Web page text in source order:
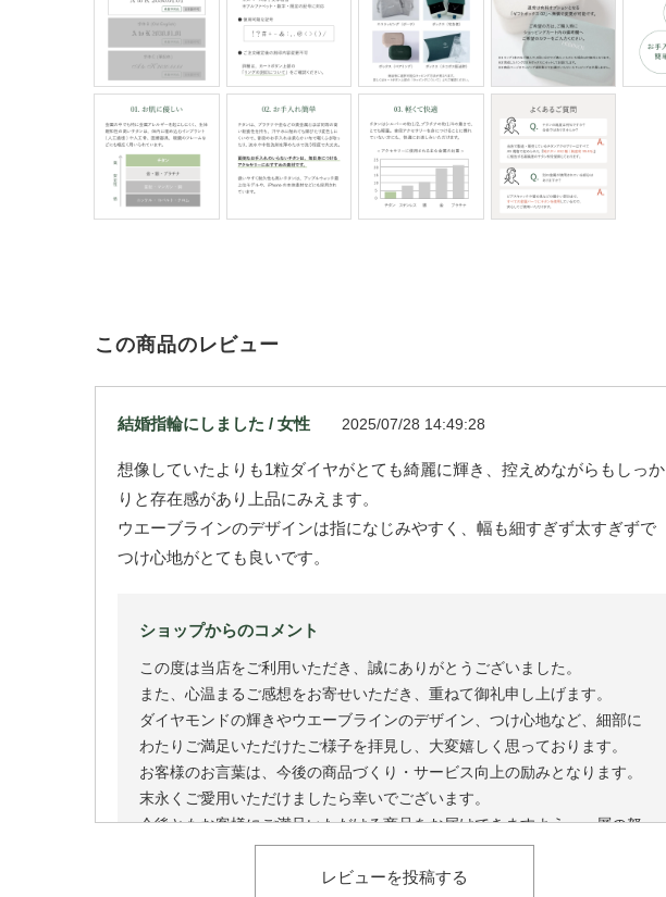
この商品のレビュー
結婚指輪にしました / 女性 2025/07/28 14:49:28
想像していたよりも1粒ダイヤがとても綺麗に輝き、控えめながらもしっか
りと存在感があり上品にみえます。
ウエーブラインのデザインは指になじみやすく、幅も細すぎず太すぎずで
つけ心地がとても良いです。
ショップからのコメント
この度は当店をご利用いただき、誠にありがとうございました。
また、心温まるご感想をお寄せいただき、重ねて御礼申し上げます。
ダイヤモンドの輝きやウエーブラインのデザイン、つけ心地など、細部に
わたりご満足いただけたご様子を拝見し、大変嬉しく思っております。
お客様のお言葉は、今後の商品づくり・サービス向上の励みとなります。
末永くご愛用いただけましたら幸いでございます。
今後ともお客様にご満足いただける商品をお届けできますよう、一層の努
力を重ねてまいりますので、また機会がございましたら、ぜひ当店をご利
レビューを投稿する